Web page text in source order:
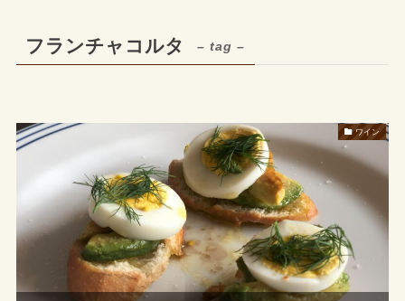
フランチャコルタ – tag –
ワイン